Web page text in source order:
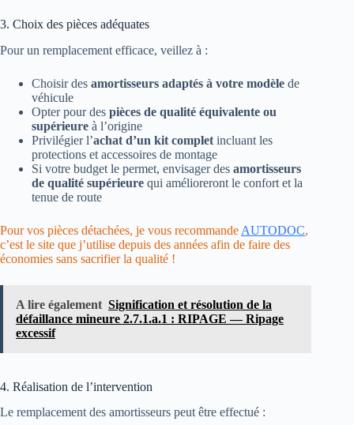
3. Choix des pièces adéquates
Pour un remplacement efficace, veillez à :
Choisir des amortisseurs adaptés à votre modèle de
véhicule
Opter pour des pièces de qualité équivalente ou
supérieure à l’origine
Privilégier l’achat d’un kit complet incluant les
protections et accessoires de montage
Si votre budget le permet, envisager des amortisseurs
de qualité supérieure qui amélioreront le confort et la
tenue de route
Pour vos pièces détachées, je vous recommande AUTODOC,
c’est le site que j’utilise depuis des années afin de faire des
économies sans sacrifier la qualité !
A lire également Signification et résolution de la
défaillance mineure 2.7.1.a.1 : RIPAGE — Ripage
excessif
4. Réalisation de l’intervention
Le remplacement des amortisseurs peut être effectué :